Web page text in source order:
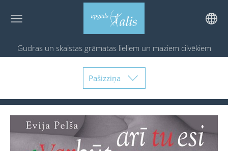
Gudras un skaistas grāmatas lieliem un maziem cilvēkiem
Pašizziņa